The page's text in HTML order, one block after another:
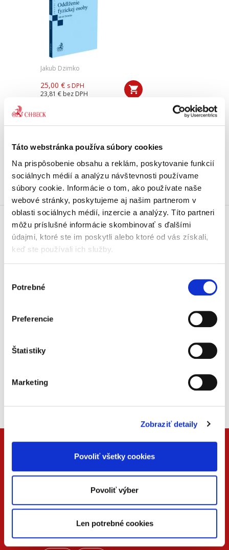
Táto webstránka používa súbory cookies
Na prispôsobenie obsahu a reklám, poskytovanie funkcií
sociálnych médií a analýzu návštevnosti používame
súbory cookie. Informácie o tom, ako používate naše
webové stránky, poskytujeme aj našim partnerom v
oblasti sociálnych médií, inzercie a analýzy. Títo partneri
môžu príslušné informácie skombinovať s ďalšími
údajmi, ktoré ste im poskytli alebo ktoré od vás získali,
keď ste používali ich služby.
súhlasu
Potrebné
Preferencie
Štatistiky
Marketing
Zobraziť detaily
Povoliť všetky cookies
Povoliť výber
Len potrebné cookies
Jakub Dzimko
25,00 € s DPH
23,81 €bez DPH
Predkladaná monografia venujúca sa inštitútu
oddlženia fyzickej osoby po jeho rozsiahlej
oblasti insolvenčného...
Doprava zdarma
Získajte dopravu zdarma
pri nákupu nad 99 €.